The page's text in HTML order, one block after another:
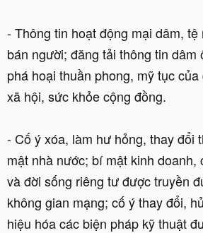
- Thông tin hoạt động mại dâm,
bán người; đăng tải thông tin dâm
phá hoại thuần phong, mỹ tục
xã hội, sức khỏe cộng đồng.
- Cố ý xóa, làm hư hỏng, thay đổi
mật nhà nước; bí mật kinh doanh,
và đời sống riêng tư được truyền
không gian mạng; cố ý thay đổi,
hiệu hóa các biện pháp kỹ thuật